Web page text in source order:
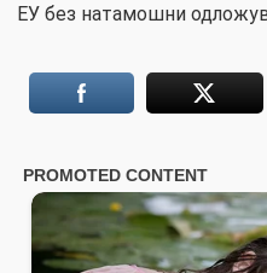
ЕУ без натамошни